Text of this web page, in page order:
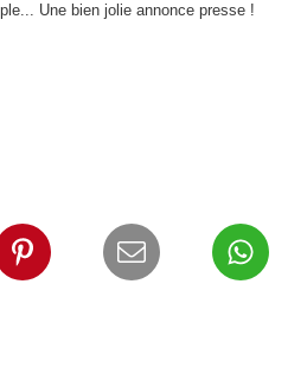
Une bien jolie annonce presse !